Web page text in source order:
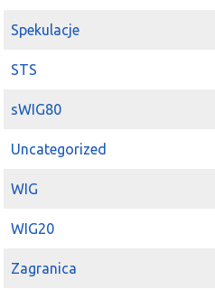
Spekulacje
STS
sWIG80
Uncategorized
WIG
WIG20
Zagranica